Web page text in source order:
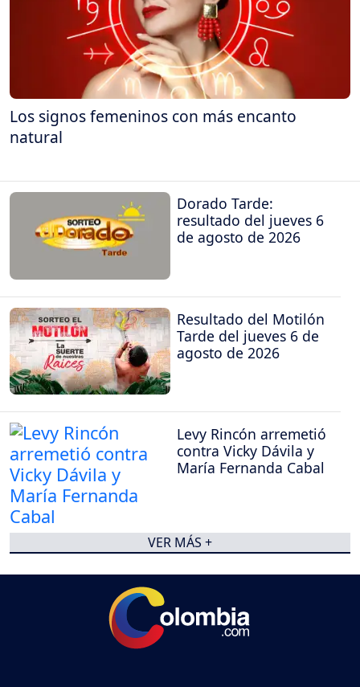
Los signos femeninos con más encanto
natural
Dorado Tarde:
resultado del jueves 6
de agosto de 2026
Resultado del Motilón
Tarde del jueves 6 de
agosto de 2026
Levy Rincón arremetió
contra Vicky Dávila y
María Fernanda Cabal
VER MÁS +